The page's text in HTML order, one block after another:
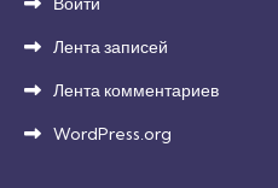
Лента записей
Лента комментариев
WordPress.org